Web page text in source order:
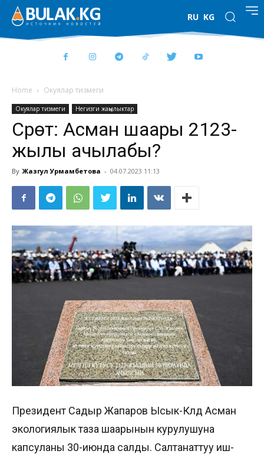
RU KG
Home Окуялар тизмеги
Окуялар тизмеги Негизги жаңылыктар
Сүрөт: Асман шаары 2123-
жылы ачылабы?
By Жазгул Урмамбетова - 04.07.2023 11:13
Президент Садыр Жапаров Ысык-Көлдө Асман
экологиялык таза шаарынын курулушуна
капсуланы 30-июнда салды. Салтанаттуу иш-